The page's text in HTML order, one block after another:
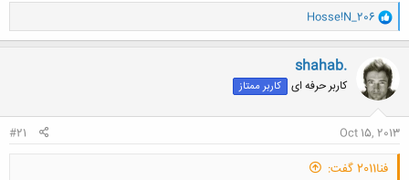
و
ا
ک
ن
ش
ه
ا
Hosse!N_206
shahab.
کاربر حرفه ای کاربر ممتاز
Oct 15, 2013
#21
فنا2011 گفت: